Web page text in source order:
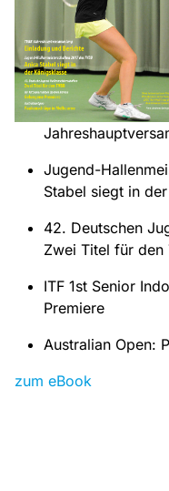
Jugend-
Stabel siegt in
42. Deutschen
Zwei Titel für den
ITF 1st Senior
Premiere
Australian Open:
zum eBook